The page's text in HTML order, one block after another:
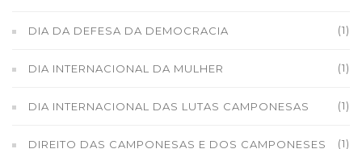
DIA DA DEFESA DA DEMOCRACIA (1)
DIA INTERNACIONAL DA MULHER (1)
DIA INTERNACIONAL DAS LUTAS CAMPONESAS (1)
DIREITO DAS CAMPONESAS E DOS CAMPONESES (1)